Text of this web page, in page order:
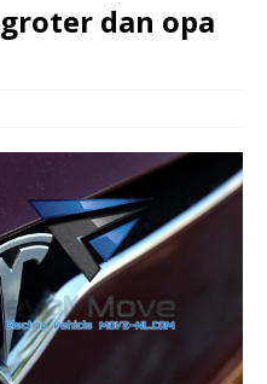
dan opa